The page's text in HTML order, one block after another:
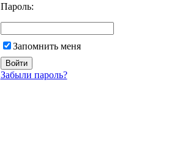
Пароль:
Запомнить меня
Забыли пароль?